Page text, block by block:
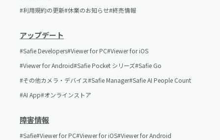
利用規約の更新 休業のお知らせ 終売情報
アップデート
Safie Developers Viewer for PC Viewer for iOS
Viewer for Android Safie Pocket シリーズ Safie Go
その他カメラ・デバイス Safie Manager Safie AI People Count
AI App オンラインストア
障害情報
Safie Viewer for PC Viewer for iOS Viewer for Android